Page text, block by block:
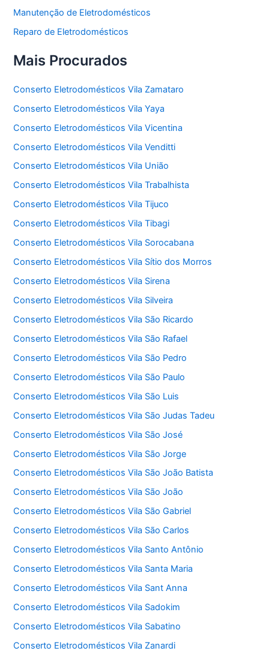
Manutenção de Eletrodomésticos
Reparo de Eletrodomésticos
Mais Procurados
Conserto Eletrodomésticos Vila Zamataro
Conserto Eletrodomésticos Vila Yaya
Conserto Eletrodomésticos Vila Vicentina
Conserto Eletrodomésticos Vila Venditti
Conserto Eletrodomésticos Vila União
Conserto Eletrodomésticos Vila Trabalhista
Conserto Eletrodomésticos Vila Tijuco
Conserto Eletrodomésticos Vila Tibagi
Conserto Eletrodomésticos Vila Sorocabana
Conserto Eletrodomésticos Vila Sítio dos Morros
Conserto Eletrodomésticos Vila Sirena
Conserto Eletrodomésticos Vila Silveira
Conserto Eletrodomésticos Vila São Ricardo
Conserto Eletrodomésticos Vila São Rafael
Conserto Eletrodomésticos Vila São Pedro
Conserto Eletrodomésticos Vila São Paulo
Conserto Eletrodomésticos Vila São Luis
Conserto Eletrodomésticos Vila São Judas Tadeu
Conserto Eletrodomésticos Vila São José
Conserto Eletrodomésticos Vila São Jorge
Conserto Eletrodomésticos Vila São João Batista
Conserto Eletrodomésticos Vila São João
Conserto Eletrodomésticos Vila São Gabriel
Conserto Eletrodomésticos Vila São Carlos
Conserto Eletrodomésticos Vila Santo Antônio
Conserto Eletrodomésticos Vila Santa Maria
Conserto Eletrodomésticos Vila Sant Anna
Conserto Eletrodomésticos Vila Sadokim
Conserto Eletrodomésticos Vila Sabatino
Conserto Eletrodomésticos Vila Zanardi